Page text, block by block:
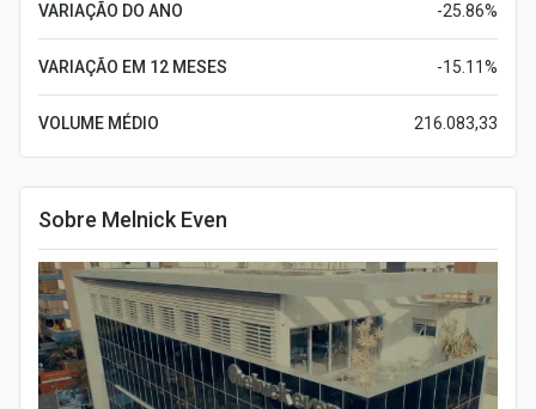
VARIAÇÃO DO ANO -25.86%
VARIAÇÃO EM 12 MESES -15.11%
VOLUME MÉDIO 216.083,33
Sobre Melnick Even